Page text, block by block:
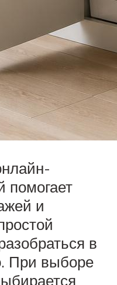
помогает
и
в
При выборе